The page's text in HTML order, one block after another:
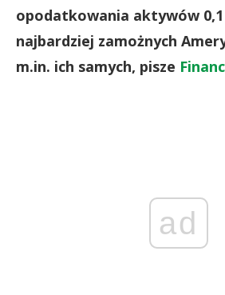
opodatkowania aktywów
najbardziej zamożnych
m.in. ich samych, pisze
ad